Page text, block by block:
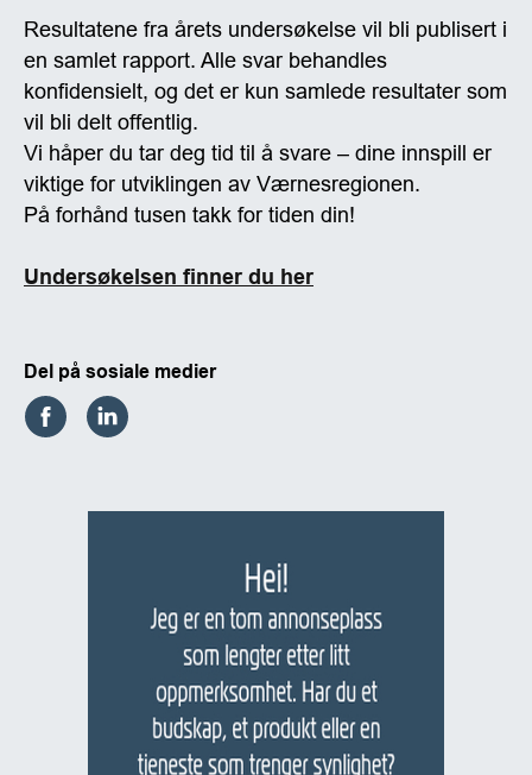
Resultatene fra årets undersøkelse vil bli publisert i
en samlet rapport. Alle svar behandles
konfidensielt, og det er kun samlede resultater som
vil bli delt offentlig.
Vi håper du tar deg tid til å svare – dine innspill er
viktige for utviklingen av Værnesregionen.
På forhånd tusen takk for tiden din!
Undersøkelsen finner du her
Del på sosiale medier